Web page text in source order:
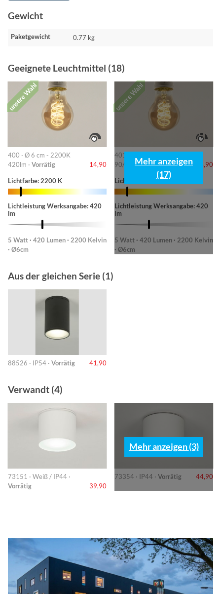
Gewicht
Paketgewicht 0.77 kg
Geeignete Leuchtmittel (18)
unsere Wahl
400 · Ø 6 cm - 2200K
420lm · Vorrätig 14,90
Lichtfarbe: 2200 K
Lichtleistung Werksangabe: 420
lm
5 Watt · 420 Lumen · 2200 Kelvin
· Ø6cm
unsere Wahl
401 · 6cm-2200K
90/220/420lm ·Vorrätig 14,90
Lichtfarbe: 2200 K
Lichtleistung Werksangabe: 420
lm
5 Watt · 420 Lumen · 2200 Kelvin
· Ø6cm
Mehr anzeigen
(17)
Aus der gleichen Serie (1)
88526 · IP54 · Vorrätig 41,90
Verwandt (4)
73151 · Weiß / IP44 ·
Vorrätig
39,90
73354 · IP44 · Vorrätig 44,90
Mehr anzeigen (3)